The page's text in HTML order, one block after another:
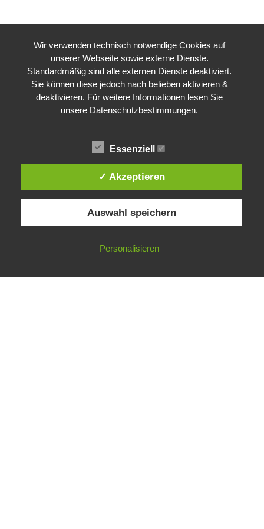
CSD Konstanz
Wir verwenden technisch notwendige Cookies auf
unserer Webseite sowie externe Dienste.
Standardmäßig sind alle externen Dienste deaktiviert.
Sie können diese jedoch nach belieben aktivieren &
deaktivieren. Für weitere Informationen lesen Sie
unsere Datenschutzbestimmungen.
Essenziell
✓ Akzeptieren
Auswahl speichern
Personalisieren